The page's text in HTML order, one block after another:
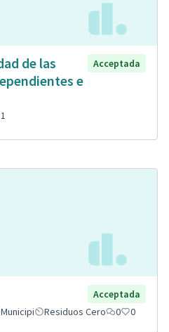
de las
e
Acceptada
1
Acceptada
Municipi Residuos Cero 0 0